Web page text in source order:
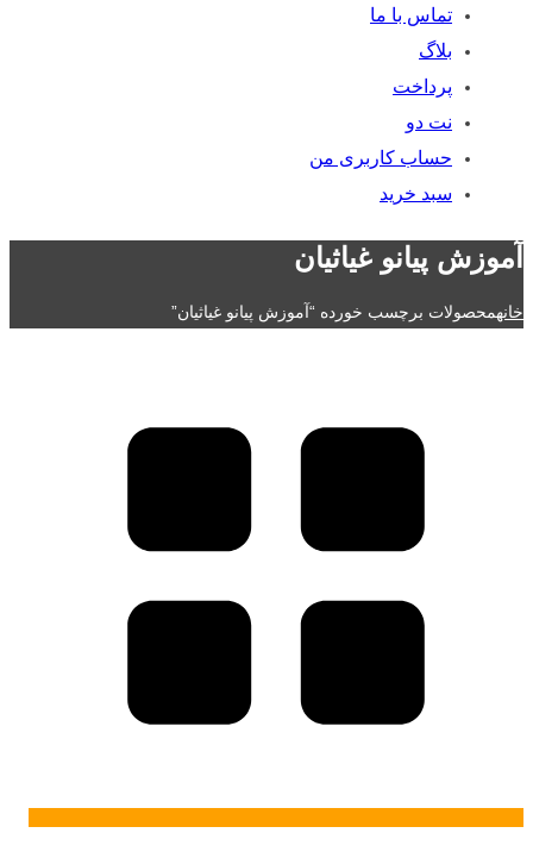
تماس با ما
بلاگ
پرداخت
نت دو
حساب کاربری من
سبد خرید
آموزش پیانو غیاثیان
خانهمحصولات برچسب خورده “آموزش پیانو غیاثیان”